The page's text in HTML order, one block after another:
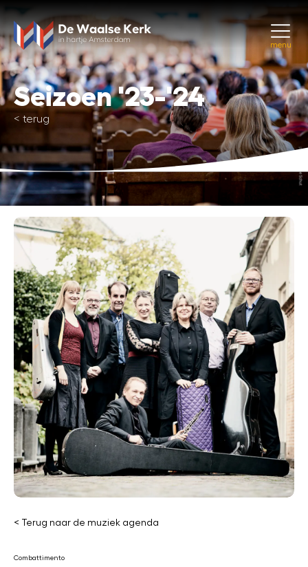
menu
Seizoen '23-'24
< terug
< Terug naar de muziek agenda
Combattimento